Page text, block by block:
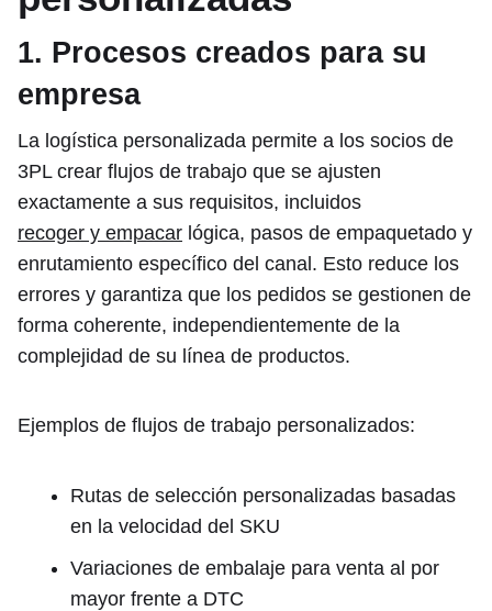
1. Procesos creados para su
empresa
La logística personalizada permite a los socios de
3PL crear flujos de trabajo que se ajusten
exactamente a sus requisitos, incluidos
recoger y empacar lógica, pasos de empaquetado y
enrutamiento específico del canal. Esto reduce los
errores y garantiza que los pedidos se gestionen de
forma coherente, independientemente de la
complejidad de su línea de productos.
Ejemplos de flujos de trabajo personalizados:
Rutas de selección personalizadas basadas
en la velocidad del SKU
Variaciones de embalaje para venta al por
mayor frente a DTC